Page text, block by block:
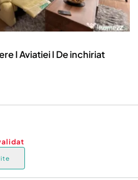
I Aviatiei I De inchiriat